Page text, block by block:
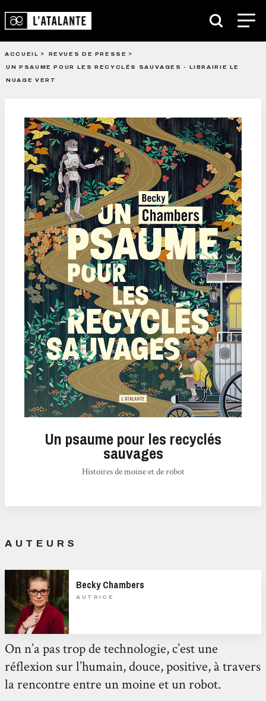
ACCUEIL
REVUES DE PRESSE
UN PSAUME POUR LES RECYCLÉS SAUVAGES - LIBRAIRIE LE
NUAGE VERT
Un psaume pour les recyclés
sauvages
Histoires de moine et de robot
AUTEURS
Becky Chambers
AUTRICE
On n’a pas trop de technologie, c’est une
réflexion sur l’humain, douce, positive, à travers
la rencontre entre un moine et un robot.